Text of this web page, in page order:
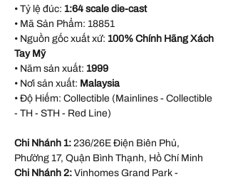
• Tỷ lệ đúc: 1:64 scale die-cast
• Mã Sản Phẩm: 18851
• Nguồn gốc xuất xứ: 100% Chính Hãng Xách
Tay Mỹ
• Năm sản xuất: 1999
• Nơi sản xuất: Malaysia
• Độ Hiếm: Collectible (Mainlines - Collectible
- TH - STH - Red Line)
Chi Nhánh 1: 236/26E Điện Biên Phủ,
Phường 17, Quận Bình Thạnh, Hồ Chí Minh
Chi Nhánh 2: Vinhomes Grand Park -